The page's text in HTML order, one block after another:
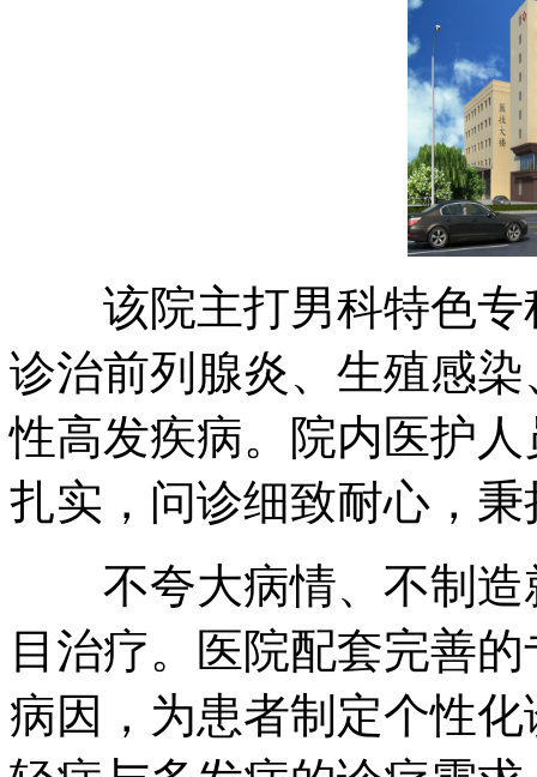
该院主打男科特色专
诊治前列腺炎、生殖感
性高发疾病。院内医护
扎实，问诊细致耐心，
不夸大病情、不制造
目治疗。医院配套完善
病因，为患者制定个性